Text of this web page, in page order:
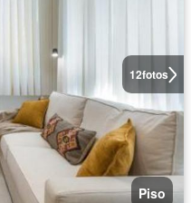
12fotos
Piso